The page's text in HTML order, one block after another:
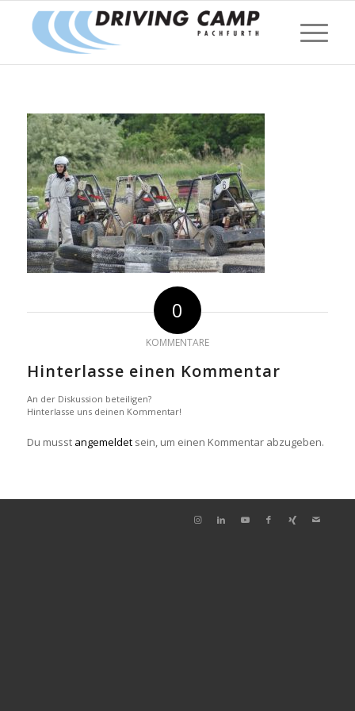
0
KOMMENTARE
Hinterlasse einen Kommentar
An der Diskussion beteiligen?
Hinterlasse uns deinen Kommentar!
Du musst angemeldetsein, um einen Kommentar abzugeben.